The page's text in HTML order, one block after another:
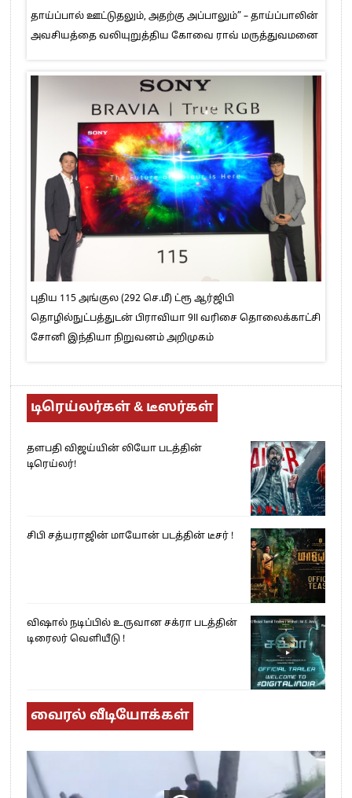
தாய்ப்பால் ஊட்டுதலும், அதற்கு அப்பாலும்” – தாய்ப்பாலின்
அவசியத்தை வலியுறுத்திய கோவை ராவ் மருத்துவமனை
புதிய 115 அங்குல (292 செ.மீ) ட்ரூ ஆர்ஜிபி
தொழில்நுட்பத்துடன் பிராவியா 9II வரிசை தொலைக்காட்சி
சோனி இந்தியா நிறுவனம் அறிமுகம்
டிரெய்லர்கள் & டீஸர்கள்
தளபதி விஜய்யின் லியோ படத்தின்
டிரெய்லர்!
சிபி சத்யராஜின் மாயோன் படத்தின் டீசர் !
விஷால் நடிப்பில் உருவான சக்ரா படத்தின்
டிரைலர் வெளியீடு !
வைரல் வீடியோக்கள்